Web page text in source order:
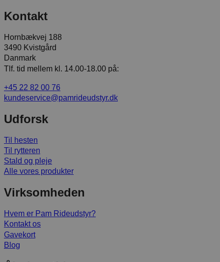
Kontakt
Hornbækvej 188
3490 Kvistgård
Danmark
Tlf. tid mellem kl. 14.00-18.00 på:
+45 22 82 00 76
kundeservice@pamrideudstyr.dk
Udforsk
Til hesten
Til rytteren
Stald og pleje
Alle vores produkter
Virksomheden
Hvem er Pam Rideudstyr?
Kontakt os
Gavekort
Blog